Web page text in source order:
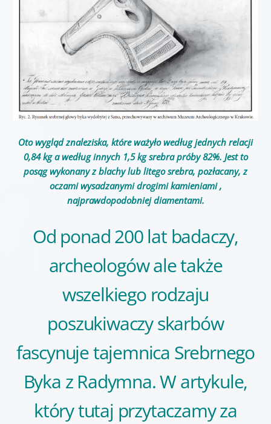
Oto wygląd znaleziska, które ważyło według jednych relacji
0,84 kg a według innych 1,5 kg srebra próby 82%. Jest to
posąg wykonany z blachy lub litego srebra, pozłacany, z
oczami wysadzanymi drogimi kamieniami ,
najprawdopodobniej diamentami.
Od ponad 200 lat badaczy,
archeologów ale także
wszelkiego rodzaju
poszukiwaczy skarbów
fascynuje tajemnica Srebrnego
Byka z Radymna. W artykule,
który tutaj przytaczamy za